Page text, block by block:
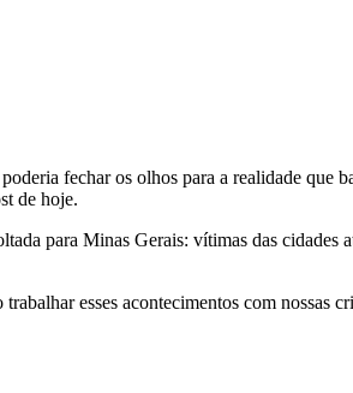
fechar os olhos para a realidade que
de hoje.
para Minas Gerais: vítimas das
esses acontecimentos com nossas